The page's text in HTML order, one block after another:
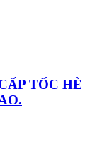
TỐC HÈ